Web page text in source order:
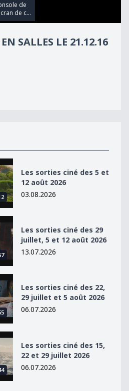
de
de c...
SALLES LE 21.12.16
et 12 août 2026
Les sorties ciné des 5 et
12 août 2026
03.08.2026
juillet, 5 et 12 août 2026
Les sorties ciné des 29
juillet, 5 et 12 août 2026
13.07.2026
29 juillet et 5 août 2026
Les sorties ciné des 22,
29 juillet et 5 août 2026
06.07.2026
22 et 29 juillet 2026
Les sorties ciné des 15,
22 et 29 juillet 2026
06.07.2026